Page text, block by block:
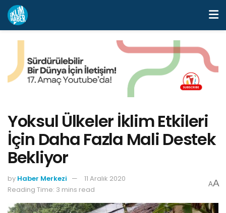
Yoksul Ülkeler İklim Etkileri
İçin Daha Fazla Mali Destek
Bekliyor
by Haber Merkezi
11 Aralık 2020
Reading Time: 3 mins read
AA